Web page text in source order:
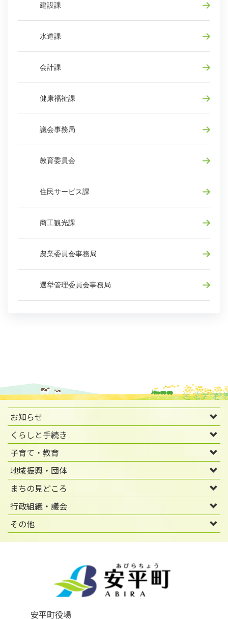
建設課
水道課
会計課
健康福祉課
議会事務局
教育委員会
住民サービス課
商工観光課
農業委員会事務局
選挙管理委員会事務局
お知らせ
くらしと手続き
子育て・教育
地域振興・団体
まちの見どころ
行政組織・議会
その他
安平町役場